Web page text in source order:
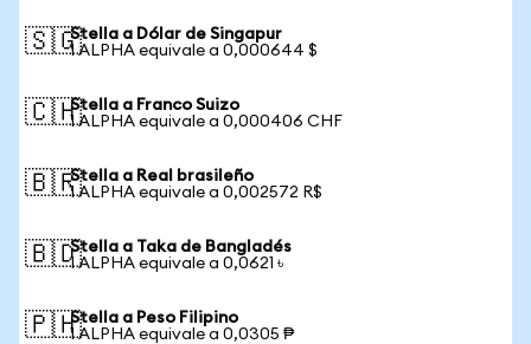
🇸🇬Stella a Dólar de Singapur
1 ALPHA equivale a 0,000644 $
🇨🇭Stella a Franco Suizo
1 ALPHA equivale a 0,000406 CHF
🇧🇷Stella a Real brasileño
1 ALPHA equivale a 0,002572 R$
🇧🇩Stella a Taka de Bangladés
1 ALPHA equivale a 0,0621 ৳
🇵🇭Stella a Peso Filipino
1 ALPHA equivale a 0,0305 ₱